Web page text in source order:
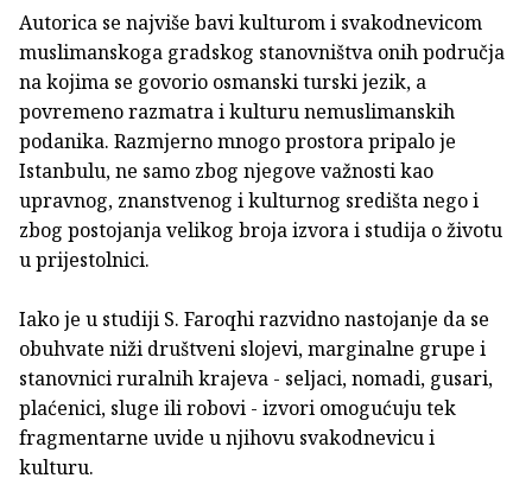
Autorica se najviše bavi kulturom i svakodnevicom
muslimanskoga gradskog stanovništva onih područja
na kojima se govorio osmanski turski jezik, a
povremeno razmatra i kulturu nemuslimanskih
podanika. Razmjerno mnogo prostora pripalo je
Istanbulu, ne samo zbog njegove važnosti kao
upravnog, znanstvenog i kulturnog središta nego i
zbog postojanja velikog broja izvora i studija o životu
u prijestolnici.
Iako je u studiji S. Faroqhi razvidno nastojanje da se
obuhvate niži društveni slojevi, marginalne grupe i
stanovnici ruralnih krajeva - seljaci, nomadi, gusari,
plaćenici, sluge ili robovi - izvori omogućuju tek
fragmentarne uvide u njihovu svakodnevicu i
kulturu.